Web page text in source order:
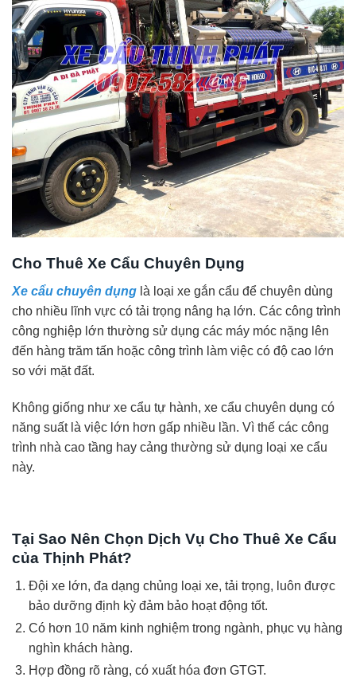
Cho Thuê Xe Cẩu Chuyên Dụng
Xe cẩu chuyên dụng là loại xe gắn cẩu để chuyên dùng
cho nhiều lĩnh vực có tải trọng nâng hạ lớn. Các công trình
công nghiệp lớn thường sử dụng các máy móc nặng lên
đến hàng trăm tấn hoặc công trình làm việc có độ cao lớn
so với mặt đất.
Không giống như xe cẩu tự hành, xe cẩu chuyên dụng có
năng suất là việc lớn hơn gấp nhiều lần. Vì thế các công
trình nhà cao tầng hay cảng thường sử dụng loại xe cẩu
này.
Tại Sao Nên Chọn Dịch Vụ Cho Thuê Xe Cẩu
của Thịnh Phát?
Đội xe lớn, đa dạng chủng loại xe, tải trọng, luôn được
bảo dưỡng định kỳ đảm bảo hoạt động tốt.
Có hơn 10 năm kinh nghiệm trong ngành, phục vụ hàng
nghìn khách hàng.
Hợp đồng rõ ràng, có xuất hóa đơn GTGT.